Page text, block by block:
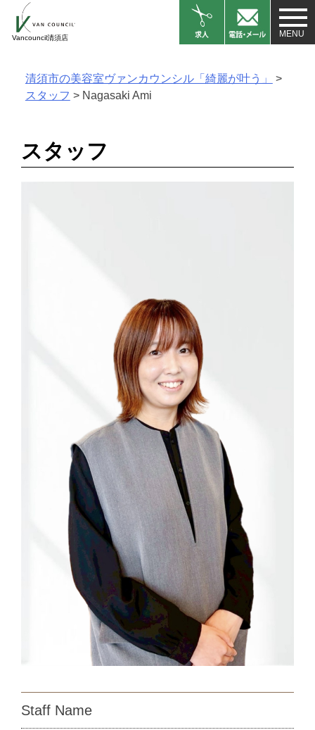
content
Vancouncil清須店
清須市の美容室ヴァンカウンシル「綺麗が叶う」
>
スタッフ > Nagasaki Ami
スタッフ
Staff Name